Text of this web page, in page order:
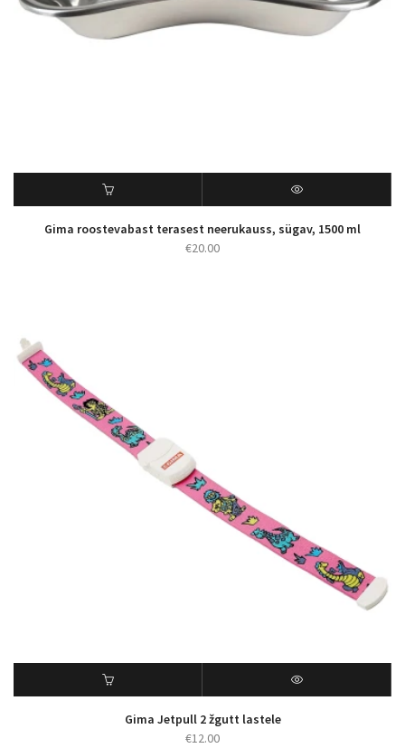
Gima roostevabast terasest neerukauss, sügav, 1500 ml
€20.00
Gima Jetpull 2 žgutt lastele
€12.00